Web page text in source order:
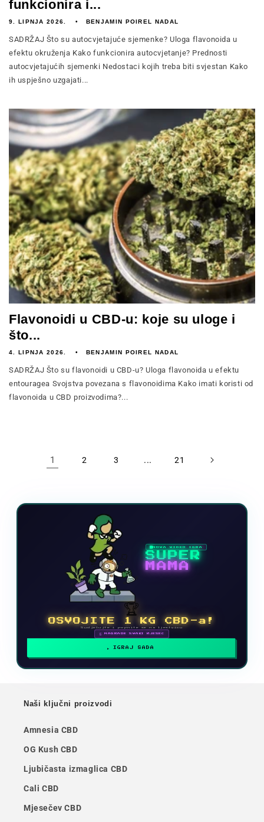
funkcionira i...
9. LIPNJA 2026. BENJAMIN POIREL NADAL
SADRŽAJ Što su autocvjetajuće sjemenke? Uloga flavonoida u
efektu okruženja Kako funkcionira autocvjetanje? Prednosti
autocvjetajućih sjemenki Nedostaci kojih treba biti svjestan Kako
ih uspješno uzgajati...
Flavonoidi u CBD-u: koje su uloge i
što...
4. LIPNJA 2026. BENJAMIN POIREL NADAL
SADRŽAJ Što su flavonoidi u CBD-u? Uloga flavonoida u efektu
entouragea Svojstva povezana s flavonoidima Kako imati koristi od
flavonoida u CBD proizvodima?...
1 2 3 ... 21
NOVA VIDEO IGRA
SUPER
MAMA
🏆
OSVOJITE 1 KG CBD-a!
Sudjelujte i popnite se na ljestvicu
🗓 NAGRADE SVAKI MJESEC
IGRAJ SADA
Naši ključni proizvodi
Amnesia CBD
OG Kush CBD
Ljubičasta izmaglica CBD
Cali CBD
Mjesečev CBD